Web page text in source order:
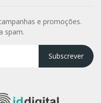
e promoções.
spam.
Subscrever